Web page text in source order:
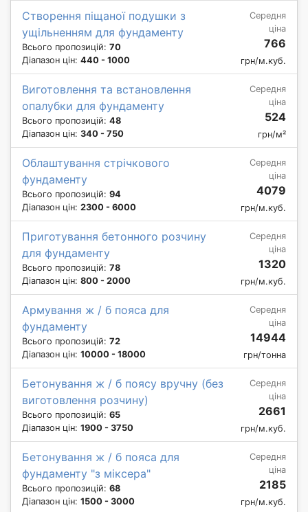
Створення піщаної подушки з
ущільненням для фундаменту
Всього пропозицій: 70
Діапазон цін: 440 - 1000
Середня
ціна
766
грн/м.куб.
Виготовлення та встановлення
опалубки для фундаменту
Всього пропозицій: 48
Діапазон цін: 340 - 750
Середня
ціна
524
грн/м²
Облаштування стрічкового
фундаменту
Всього пропозицій: 94
Діапазон цін: 2300 - 6000
Середня
ціна
4079
грн/м.куб.
Приготування бетонного розчину
для фундаменту
Всього пропозицій: 78
Діапазон цін: 800 - 2000
Середня
ціна
1320
грн/м.куб.
Армування ж / б пояса для
фундаменту
Всього пропозицій: 72
Діапазон цін: 10000 - 18000
Середня
ціна
14944
грн/тонна
Бетонування ж / б поясу вручну (без
виготовлення розчину)
Всього пропозицій: 65
Діапазон цін: 1900 - 3750
Середня
ціна
2661
грн/м.куб.
Бетонування ж / б пояса для
фундаменту "з міксера"
Всього пропозицій: 68
Діапазон цін: 1500 - 3000
Середня
ціна
2185
грн/м.куб.